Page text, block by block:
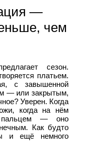
—
чем
сезон.
платьем.
с завышенной
— или закрытым,
Уверен. Когда
когда на нём
пальцем — оно
Как будто
и ещё немного